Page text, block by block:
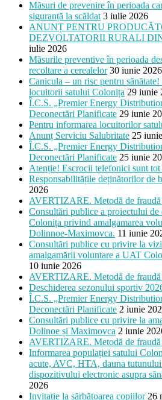
Măsuri de prevenire în perioada
siguranță la scăldat 3 iulie 2026
ANUNȚ PENTRU
DEZVOLTATORII RURALI
iulie 2026
Măsurile preventive în perioada
recoltare a cerealelor 30 iunie 2026
Canicula – un risc pentru
locuitorii satului Colonița 29 iunie
Î.C.S. „Premier Energy
Deconectări Planificate 29 iunie
Pentru informarea locuitorilor
Anunț Serviciu Salubritate 25
Î.C.S. „Premier Energy
Deconectări Planificate 25 iunie
Atenție! Escrocii telefonici sunt
Responsabilitățile deținătorilor de
2026
AVERTIZARE. Metodă de
Consultări publice a proiectului de
Colonița privind amalgamarea
Dolinnoe-Maximovca. 11 iunie
Consultări publice cu privire la
amalgamării voluntare a UAT
10 iunie 2026
AVERTIZARE. Metodă de
Deschiderea sezonului sportiv
Î.C.S. „Premier Energy
Deconectări Planificate 2 iunie
Consultări publice cu privire la
Dolinoe și Maximovca 2 iunie
AVERTIZARE. Metodă de
Informarea populației satului
acute, AVC, HTA, dauna
dispozitivului electronic asupra
2026
Invitație la sărbătoarea copiilor 26